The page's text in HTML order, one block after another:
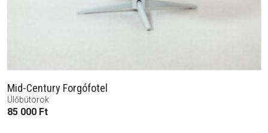
Mid-Century Forgófotel
Ülőbútorok
85 000 Ft